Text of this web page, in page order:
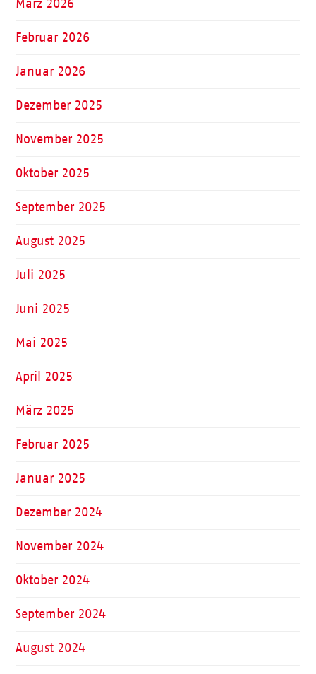
März 2026
Februar 2026
Januar 2026
Dezember 2025
November 2025
Oktober 2025
September 2025
August 2025
Juli 2025
Juni 2025
Mai 2025
April 2025
März 2025
Februar 2025
Januar 2025
Dezember 2024
November 2024
Oktober 2024
September 2024
August 2024